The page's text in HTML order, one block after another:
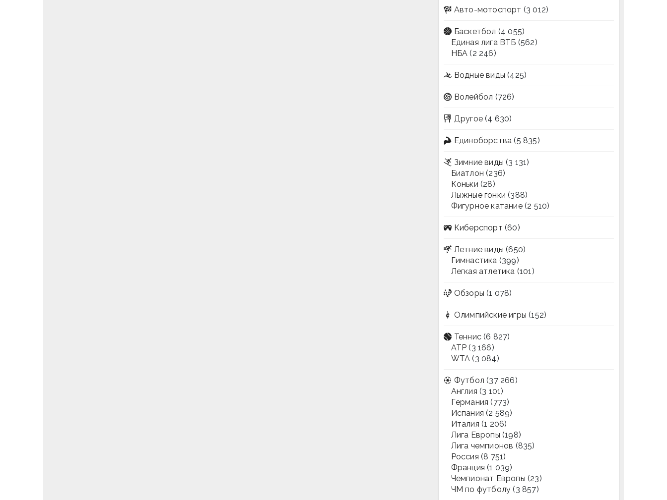
Авто-мотоспорт (3 012)
Баскетбол (4 055)
Единая лига ВТБ (562)
НБА (2 246)
Водные виды (425)
Волейбол (726)
Другое (4 630)
Единоборства (5 835)
Зимние виды (3 131)
Биатлон (236)
Коньки (28)
Лыжные гонки (388)
Фигурное катание(2 510)
Киберспорт (60)
Летние виды (650)
Гимнастика (399)
Легкая атлетика (101)
Обзоры (1 078)
Олимпийские игры (152)
Теннис (6 827)
ATP (3 166)
WTA (3 084)
Футбол (37 266)
Англия (3 101)
Германия (773)
Испания (2 589)
Италия (1 206)
Лига Европы (198)
Лига чемпионов (835)
Россия (8 751)
Франция (1 039)
Чемпионат Европы (23)
ЧМ по футболу (3 857)